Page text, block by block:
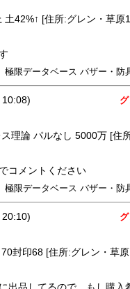
土42%↑ [住所:グレン・草原
極限データベース バザー・防
理論 パルなし 5000万 [住
コメントください
極限データベース バザー・防
封印68 [住所:グレン・草